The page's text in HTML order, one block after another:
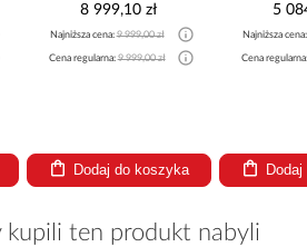
8 999,10 zł
Najniższa cena:9 999,00 zł
Cena regularna:9 999,00 zł
Dodaj do koszyka
5
Najniższa
Cena
kupili ten produkt nabyli